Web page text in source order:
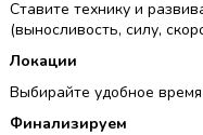
Ставите технику и
(выносливость, силу,
Локации
Выбирайте удобное
Финализируем